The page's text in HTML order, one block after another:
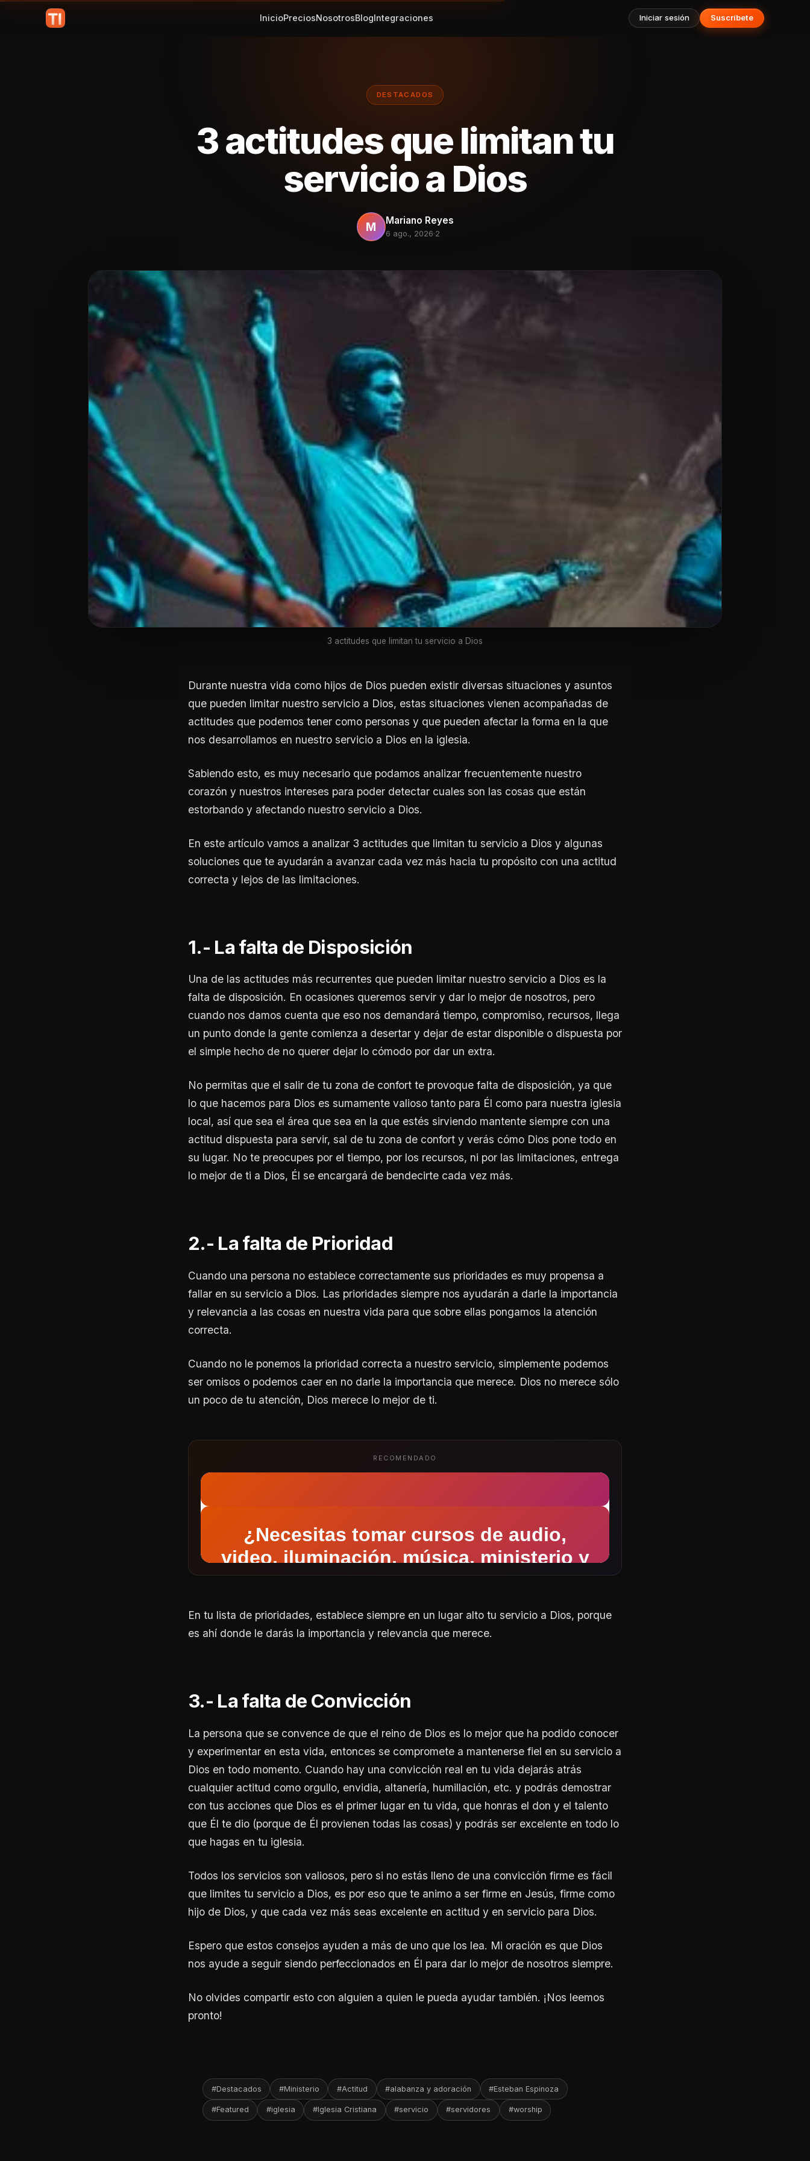
InicioPreciosNosotrosBlogIntegraciones Iniciar sesión Suscríbete
DESTACADOS
3 actitudes que limitan tu
servicio a Dios
M Mariano Reyes
6 ago., 2026·2
3 actitudes que limitan tu servicio a Dios
Durante nuestra vida como hijos de Dios pueden existir diversas situaciones y asuntos
que pueden limitar nuestro servicio a Dios, estas situaciones vienen acompañadas de
actitudes que podemos tener como personas y que pueden afectar la forma en la que
nos desarrollamos en nuestro servicio a Dios en la iglesia.
Sabiendo esto, es muy necesario que podamos analizar frecuentemente nuestro
corazón y nuestros intereses para poder detectar cuales son las cosas que están
estorbando y afectando nuestro servicio a Dios.
En este artículo vamos a analizar 3 actitudes que limitan tu servicio a Dios y algunas
soluciones que te ayudarán a avanzar cada vez más hacia tu propósito con una actitud
correcta y lejos de las limitaciones.
1.- La falta de Disposición
Una de las actitudes más recurrentes que pueden limitar nuestro servicio a Dios es la
falta de disposición. En ocasiones queremos servir y dar lo mejor de nosotros, pero
cuando nos damos cuenta que eso nos demandará tiempo, compromiso, recursos, llega
un punto donde la gente comienza a desertar y dejar de estar disponible o dispuesta por
el simple hecho de no querer dejar lo cómodo por dar un extra.
No permitas que el salir de tu zona de confort te provoque falta de disposición, ya que
lo que hacemos para Dios es sumamente valioso tanto para Él como para nuestra iglesia
local, así que sea el área que sea en la que estés sirviendo mantente siempre con una
actitud dispuesta para servir, sal de tu zona de confort y verás cómo Dios pone todo en
su lugar. No te preocupes por el tiempo, por los recursos, ni por las limitaciones, entrega
lo mejor de ti a Dios, Él se encargará de bendecirte cada vez más.
2.- La falta de Prioridad
Cuando una persona no establece correctamente sus prioridades es muy propensa a
fallar en su servicio a Dios. Las prioridades siempre nos ayudarán a darle la importancia
y relevancia a las cosas en nuestra vida para que sobre ellas pongamos la atención
correcta.
Cuando no le ponemos la prioridad correcta a nuestro servicio, simplemente podemos
ser omisos o podemos caer en no darle la importancia que merece. Dios no merece sólo
un poco de tu atención, Dios merece lo mejor de ti.
RECOMENDADO
En tu lista de prioridades, establece siempre en un lugar alto tu servicio a Dios, porque
es ahí donde le darás la importancia y relevancia que merece.
3.- La falta de Convicción
La persona que se convence de que el reino de Dios es lo mejor que ha podido conocer
y experimentar en esta vida, entonces se compromete a mantenerse fiel en su servicio a
Dios en todo momento. Cuando hay una convicción real en tu vida dejarás atrás
cualquier actitud como orgullo, envidia, altanería, humillación, etc. y podrás demostrar
con tus acciones que Dios es el primer lugar en tu vida, que honras el don y el talento
que Él te dio (porque de Él provienen todas las cosas) y podrás ser excelente en todo lo
que hagas en tu iglesia.
Todos los servicios son valiosos, pero si no estás lleno de una convicción firme es fácil
que limites tu servicio a Dios, es por eso que te animo a ser firme en Jesús, firme como
hijo de Dios, y que cada vez más seas excelente en actitud y en servicio para Dios.
Espero que estos consejos ayuden a más de uno que los lea. Mi oración es que Dios
nos ayude a seguir siendo perfeccionados en Él para dar lo mejor de nosotros siempre.
No olvides compartir esto con alguien a quien le pueda ayudar también. ¡Nos leemos
pronto!
#Destacados #Ministerio #Actitud #alabanza y adoración #Esteban Espinoza
#Featured #iglesia #Iglesia Cristiana #servicio #servidores #worship